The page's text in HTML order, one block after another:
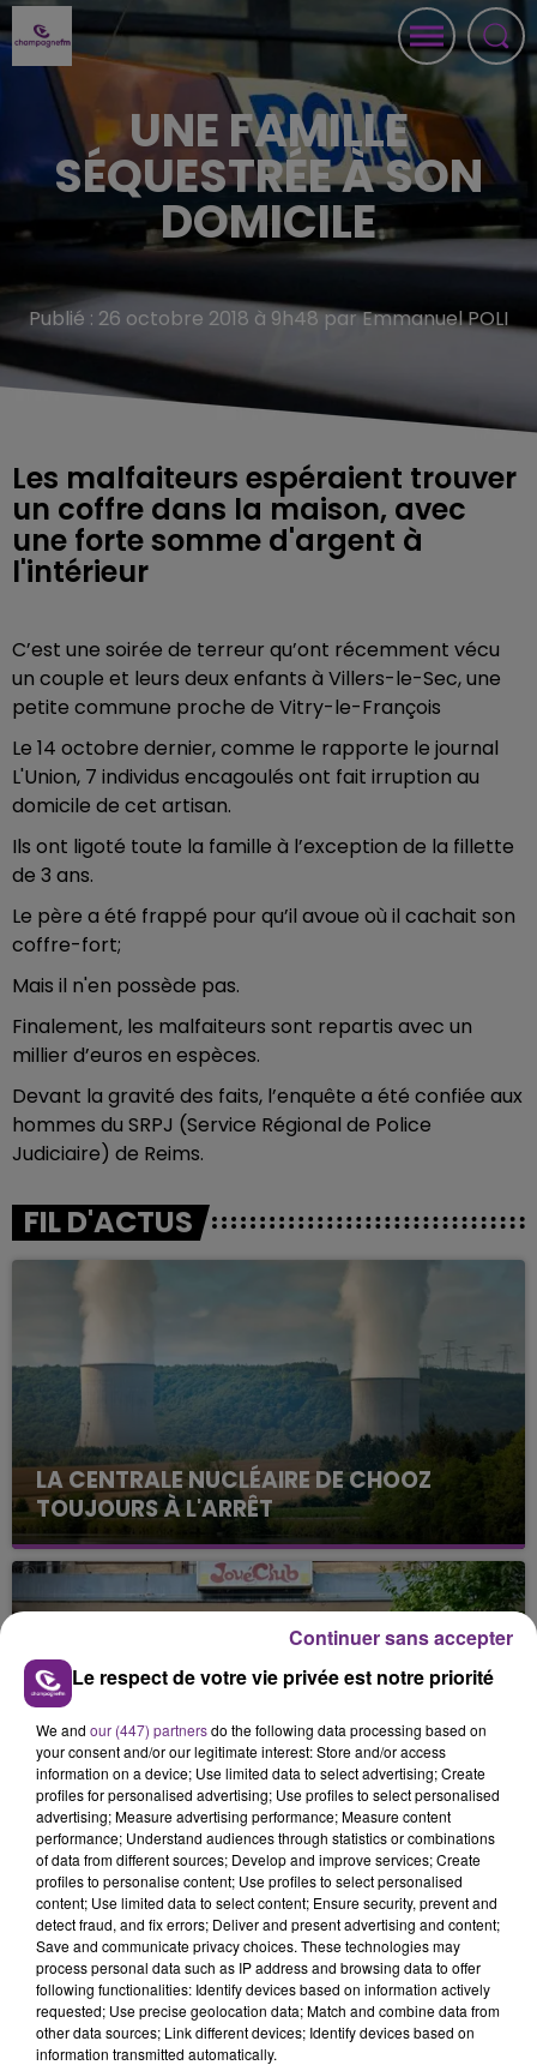
UNE FAMILLE
SÉQUESTRÉE À SON
DOMICILE
Publié : 26 octobre 2018 à 9h48 par Emmanuel POLI
Les malfaiteurs espéraient trouver
un coffre dans la maison, avec
une forte somme d'argent à
l'intérieur
C’est une soirée de terreur qu’ont récemment vécu
un couple et leurs deux enfants à Villers-le-Sec, une
petite commune proche de Vitry-le-François
Le 14 octobre dernier, comme le rapporte le journal
L'Union, 7 individus encagoulés ont fait irruption au
domicile de cet artisan.
Ils ont ligoté toute la famille à l’exception de la fillette
de 3 ans.
Le père a été frappé pour qu’il avoue où il cachait son
coffre-fort;
Mais il n'en possède pas.
Finalement, les malfaiteurs sont repartis avec un
millier d’euros en espèces.
Devant la gravité des faits, l’enquête a été confiée aux
hommes du SRPJ (Service Régional de Police
Judiciaire) de Reims.
FIL D'ACTUS
LA CENTRALE NUCLÉAIRE DE CHOOZ
TOUJOURS À L'ARRÊT
Cela fait déjà une semaine que la centrale
nucléaire ardennaise est à l'arrêt. Une situation
justifiée par la sécheresse intense qui est toujours
LE MAGASIN JOUÉCLUB DE REIMS FERME
SES PORTES
C'était l'une des institutions du centre-ville
rémois. Le magasin JouéClub est contraint de
fermer ses portes.
TITRES DIFFUSÉS
9h04
9h04 8h57
8h57
Le respect de votre vie privée est notre priorité
We and our (447) partnersdo the following data processing based on
your consent and/or our legitimate interest: Store and/or access
information on a device; Use limited data to select advertising; Create
profiles for personalised advertising; Use profiles to select personalised
advertising; Measure advertising performance; Measure content
performance; Understand audiences through statistics or combinations
of data from different sources; Develop and improve services; Create
profiles to personalise content; Use profiles to select personalised
content; Use limited data to select content; Ensure security, prevent and
detect fraud, and fix errors; Deliver and present advertising and content;
Save and communicate privacy choices. These technologies may
process personal data such as IP address and browsing data to offer
following functionalities: Identify devices based on information actively
requested; Use precise geolocation data; Match and combine data from
other data sources; Link different devices; Identify devices based on
information transmitted automatically.
Continuer sans accepter